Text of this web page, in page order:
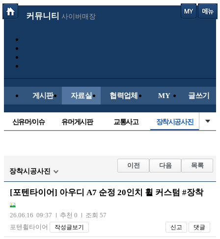
커뮤니티 사이버매장
게시판 자료실 협력업체 MY 글쓰기
신유머/이슈 유머게시판 교통사고 장착시공사진
레이싱모델 자유사진
군사/무기
오토바이
장착시공사진
이전 다음 목록
[포텐타이어] 아우디 A7 순정 20인치 휠 커스텀 #장착
26.06.16 09:37 추천 0
조회 57
포텐휠타이어
작성글보기 신고 댓글